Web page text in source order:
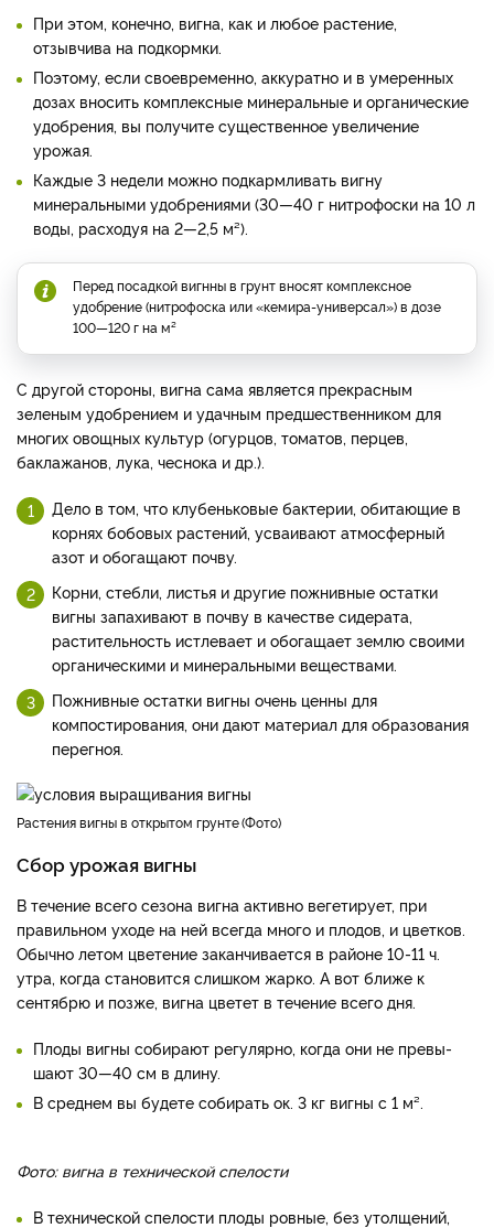
При этом, конечно, вигна, как и любое растение,
отзывчива на подкормки.
Поэтому, если своевременно, аккуратно и в умеренных
дозах вносить комплексные минеральные и органические
удобрения, вы получите существенное увеличение
урожая.
Каждые 3 недели можно подкармливать вигну
минеральными удо­брениями (30—40 г нитрофо­ски на 10 л
воды, расходуя на 2—2,5 м²).
Перед посадкой вигнны в грунт вносят ком­плексное
удобрение (нитрофо­ска или «кемира-универсал») в дозе
100—120 г на м²
С другой стороны, вигна сама является прекрасным
зеленым удобрением и удачным предшественником для
многих овощных культур (огурцов, томатов, перцев,
баклажанов, лука, чеснока и др.).
Дело в том, что клубеньковые бактерии, обитающие в
корнях бобовых растений, усваивают атмосферный
азот и обогащают почву.
Корни, стебли, листья и другие пожнивные остатки
вигны запахивают в почву в качестве сидерата,
растительность истлевает и обогащает землю своими
органическими и минеральными веществами.
Пожнивные остатки вигны очень ценны для
компостирования, они дают материал для образования
перегноя.
растения вигны в открытом грунте Фото
Сбор урожая вигны
В течение всего сезона вигна активно вегетирует, при
правильном уходе на ней всегда много и плодов, и цветков.
Обычно летом цветение заканчивается в районе 10-11 ч.
утра, когда становится слишком жарко. А вот ближе к
сентябрю и позже, вигна цветет в течение всего дня.
Плоды вигны собирают ре­гулярно, когда они не превы­
шают 30—40 см в длину.
В среднем вы будете собирать ок. 3 кг вигны с 1 м².
Фото: вигна в технической спелости
В технической спелости плоды ровные, без утолщений,